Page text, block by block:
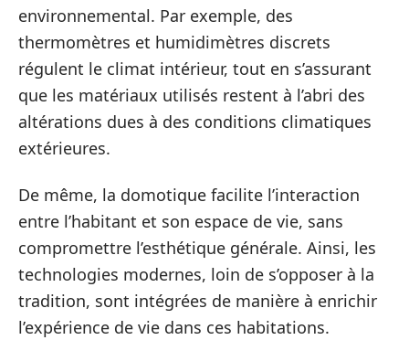
environnemental. Par exemple, des
thermomètres et humidimètres discrets
régulent le climat intérieur, tout en s’assurant
que les matériaux utilisés restent à l’abri des
altérations dues à des conditions climatiques
extérieures.
De même, la domotique facilite l’interaction
entre l’habitant et son espace de vie, sans
compromettre l’esthétique générale. Ainsi, les
technologies modernes, loin de s’opposer à la
tradition, sont intégrées de manière à enrichir
l’expérience de vie dans ces habitations.